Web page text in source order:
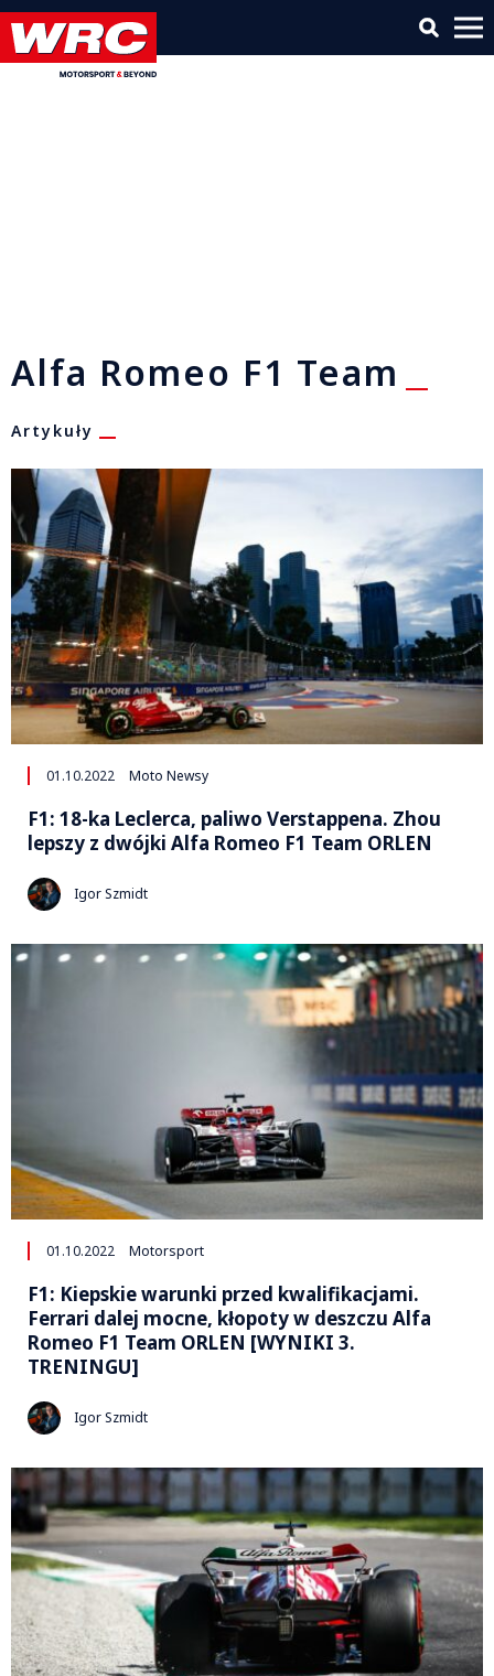
Alfa Romeo F1 Team
Artykuły
01.10.2022 Moto Newsy
F1: 18-ka Leclerca, paliwo Verstappena. Zhou
lepszy z dwójki Alfa Romeo F1 Team ORLEN
Igor Szmidt
01.10.2022 Motorsport
F1: Kiepskie warunki przed kwalifikacjami.
Ferrari dalej mocne, kłopoty w deszczu Alfa
Romeo F1 Team ORLEN [WYNIKI 3.
TRENINGU]
Igor Szmidt